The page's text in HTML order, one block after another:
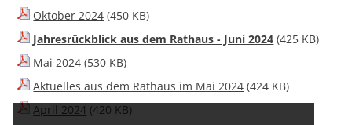
Oktober 2024 (450 KB)
Jahresrückblick aus dem Rathaus - Juni 2024 (425 KB)
Mai 2024 (530 KB)
Aktuelles aus dem Rathaus im Mai 2024 (424 KB)
April 2024 (420 KB)